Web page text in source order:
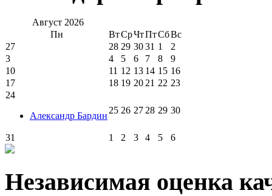
Август 2026
Пн
ВтСрЧтПтСбВс
27
28 29 3031 1
2
3
4 5 6 7 8
9
10
11 12 13 14 15 16
17
18 19 20 21 22 23
24
Александр Бардин
25 26 27 28 29 30
31 1 2 3 4 5 6
Независимая оценка